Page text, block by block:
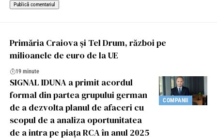
Primăria Craiova și Tel Drum, război pe
milioanele de euro de la UE
19 minute
COMPANII
SIGNAL IDUNA a primit acordul
formal din partea grupului german
de a dezvolta planul de afaceri cu
scopul de a analiza oportunitatea
de a intra pe piața RCA în anul 2025